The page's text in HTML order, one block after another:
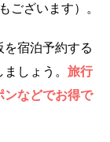
ございます）。
宿泊予約する
しょう。 旅行
ンなどでお得で